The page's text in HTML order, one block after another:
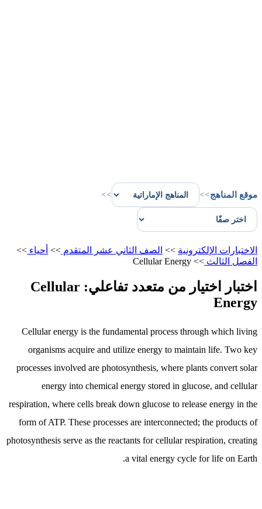
موقع المناهج>>
>>
الاختبارات الإلكترونية >> الصف الثاني عشر المتقدم >> أحياء >>
الفصل الثالث >>
Cellular Energy
اختبار اختيار من متعدد تفاعلي: Cellular
Energy
Cellular energy is the fundamental process through which living
organisms acquire and utilize energy to maintain life. Two key
processes involved are photosynthesis, where plants convert solar
energy into chemical energy stored in glucose, and cellular
respiration, where cells break down glucose to release energy in the
form of ATP. These processes are interconnected; the products of
photosynthesis serve as the reactants for cellular respiration, creating
a vital energy cycle for life on Earth.